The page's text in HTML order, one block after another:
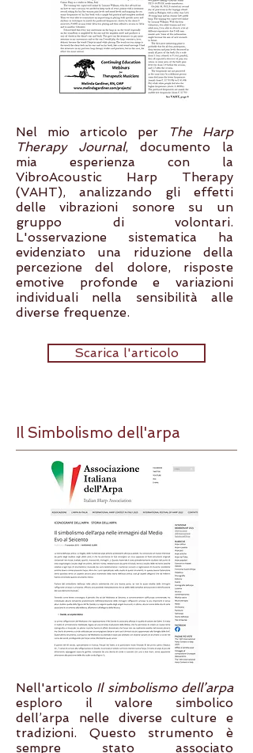
Nel mio articolo per
The Harp
Therapy Journal, documento la
mia esperienza con la
VibroAcoustic Harp Therapy
(VAHT), analizzando gli effetti
delle vibrazioni sonore su un
gruppo di volontari.
L'osservazione sistematica ha
evidenziato una riduzione della
percezione del dolore, risposte
emotive profonde e variazioni
individuali nella sensibilità alle
diverse frequenze.
Scarica l'articolo
Il Simbolismo dell'arpa
Nell'articolo Il simbolismo dell’arpa
esploro il valore simbolico
dell’arpa nelle diverse culture e
tradizioni. Questo strumento è
sempre stato associato